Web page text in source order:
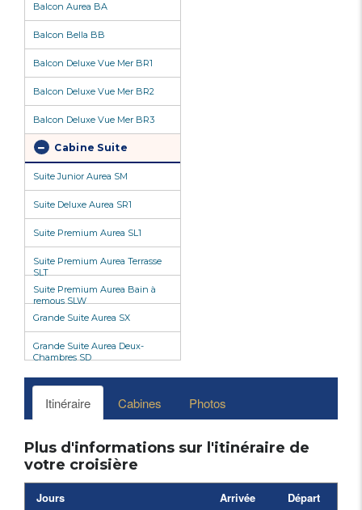
Balcon Aurea BA
Balcon Bella BB
Balcon Deluxe Vue Mer BR1
Balcon Deluxe Vue Mer BR2
Balcon Deluxe Vue Mer BR3
Cabine Suite
Suite Junior Aurea SM
Suite Deluxe Aurea SR1
Suite Premium Aurea SL1
Suite Premium Aurea Terrasse
SLT
Suite Premium Aurea Bain à
remous SLW
Grande Suite Aurea SX
Grande Suite Aurea Deux-
Chambres SD
Itinéraire Cabines Photos
Plus d'informations sur l'itinéraire de
votre croisière
Jours Arrivée Départ